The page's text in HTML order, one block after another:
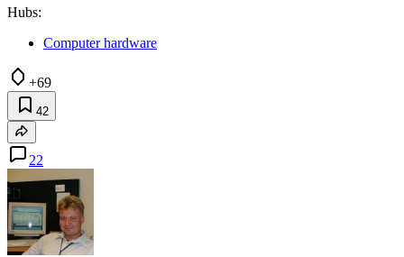
Hubs:
Computer hardware
+69
42
22